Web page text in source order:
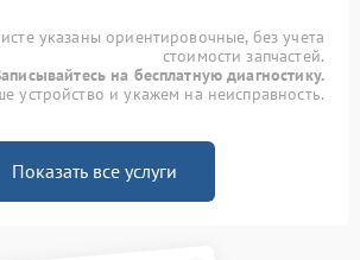
указаны ориентировочные, без учета
стоимости запчастей.
на бесплатную диагностику.
устройство и укажем на неисправность.
Показать все услуги